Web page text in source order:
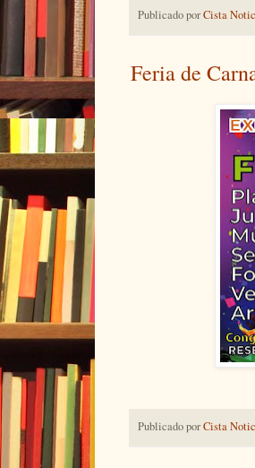
Publicado porCista
Feria de
Publicado porCista